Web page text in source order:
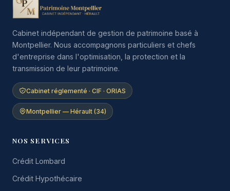
Cabinet indépendant de gestion de patrimoine basé à
Montpellier. Nous accompagnons particuliers et chefs
d'entreprise dans l'optimisation, la protection et la
transmission de leur patrimoine.
Cabinet réglementé · CIF · ORIAS
Montpellier — Hérault (34)
NOS SERVICES
Crédit Lombard
Crédit Hypothécaire